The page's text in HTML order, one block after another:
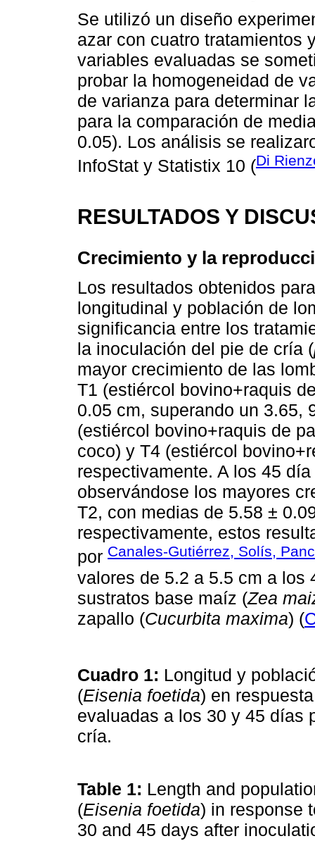
Se utilizó un diseño
azar con cuatro tratamientos
variables evaluadas se
probar la homogeneidad de
de varianza para determinar
para la comparación de
0.05). Los análisis se
InfoStat y Statistix 10 (Di
RESULTADOS Y
Crecimiento y la
Los resultados obtenidos
longitudinal y población de
significancia entre los
la inoculación del pie de cría (
mayor crecimiento de las
T1 (estiércol bovino+raquis
0.05 cm, superando un 3.65,
(estiércol bovino+raquis de
coco) y T4 (estiércol
respectivamente. A los 45
observándose los mayores
T2, con medias de 5.58 ±
respectivamente, estos
por Canales-Gutiérrez, Solís,
valores de 5.2 a 5.5 cm a los
sustratos base maíz (Zea
zapallo (Cucurbita maxima) (
Cuadro 1: Longitud y
(Eisenia foetida) en
evaluadas a los 30 y 45 días
cría.
Table 1: Length and
(Eisenia foetida) in response
30 and 45 days after